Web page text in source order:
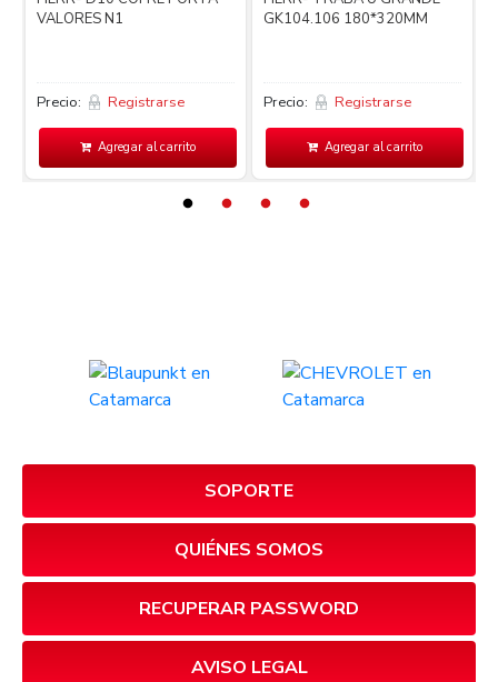
VALORES N1
Precio: Registrarse
Agregar al carrito
GK104.106 180*320MM
Precio: Registrarse
Agregar al carrito
SOPORTE
QUIÉNES SOMOS
RECUPERAR PASSWORD
AVISO LEGAL